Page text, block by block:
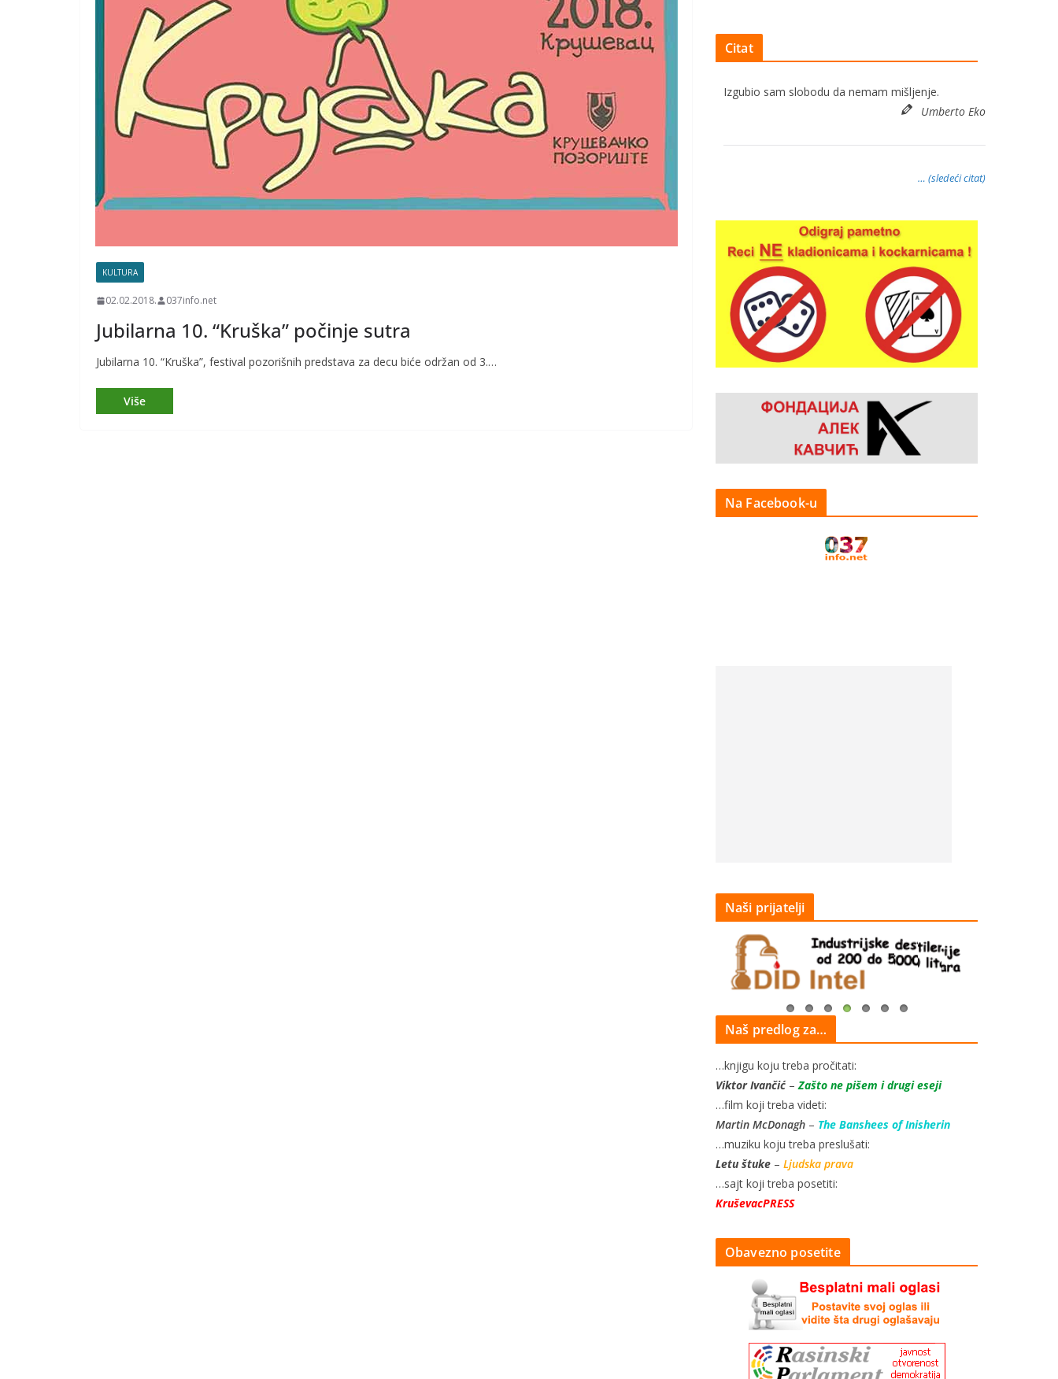
KULTURA
02.02.2018. 037info.net
Jubilarna 10. “Kruška” počinje sutra
Jubilarna 10. “Kruška”, festival pozorišnih predstava za decu biće održan od 3.…
Citat
Izgubio sam slobodu da nemam mišljenje.
Umberto Eko
… (sledeći citat)
Na Facebook-u
Naši prijatelji
Naš predlog za…
…knjigu koju treba pročitati:
Viktor Ivančić– Zašto ne pišem i drugi eseji
…film koji treba videti:
Martin McDonagh – The Banshees of Inisherin
…muziku koju treba preslušati:
Letu štuke – Ljudska prava
…sajt koji treba posetiti:
KruševacPRESS
Obavezno posetite